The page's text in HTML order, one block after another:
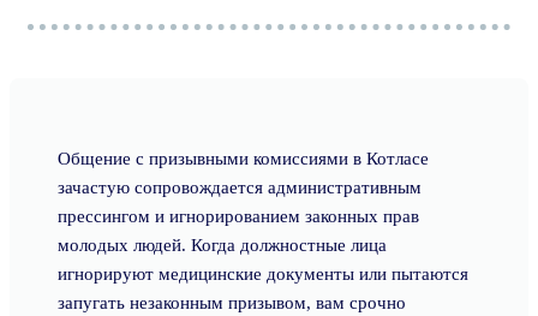
Общение с призывными комиссиями в Котласе
зачастую сопровождается административным
прессингом и игнорированием законных прав
молодых людей. Когда должностные лица
игнорируют медицинские документы или пытаются
запугать незаконным призывом, вам срочно